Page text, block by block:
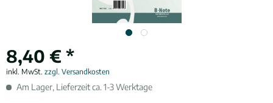
8,40 € *
inkl. MwSt. zzgl. Versandkosten
Am Lager, Lieferzeit ca. 1-3 Werktage